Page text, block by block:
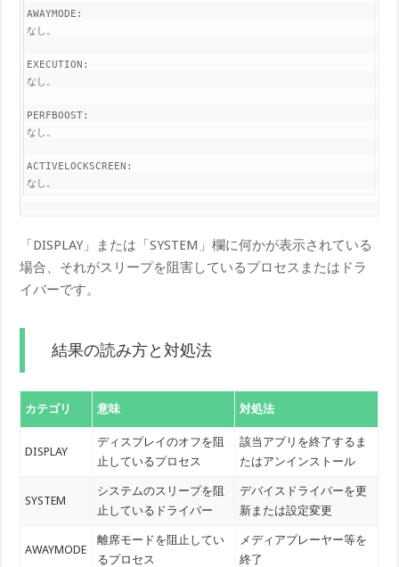
AWAYMODE:
なし。
EXECUTION:
なし。
PERFBOOST:
なし。
ACTIVELOCKSCREEN:
なし。
「DISPLAY」または「SYSTEM」欄に何かが表示されている
場合、それがスリープを阻害しているプロセスまたはドラ
イバーです。
結果の読み方と対処法
カテゴリ 意味 対処法
DISPLAY
ディスプレイのオフを阻
止しているプロセス
該当アプリを終了するま
たはアンインストール
SYSTEM
システムのスリープを阻
止しているドライバー
デバイスドライバーを更
新または設定変更
AWAYMODE
離席モードを阻止してい
るプロセス
メディアプレーヤー等を
終了